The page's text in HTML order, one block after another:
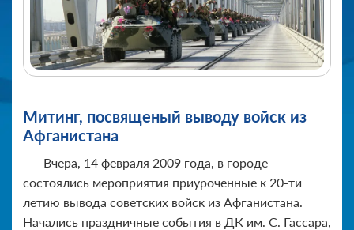
Митинг, посвященый выводу войск из
Афганистана
Вчера, 14 февраля 2009 года, в городе
состоялись мероприятия приуроченные к 20-ти
летию вывода советских войск из Афганистана.
Начались праздничные события в ДК им. С. Гассара,